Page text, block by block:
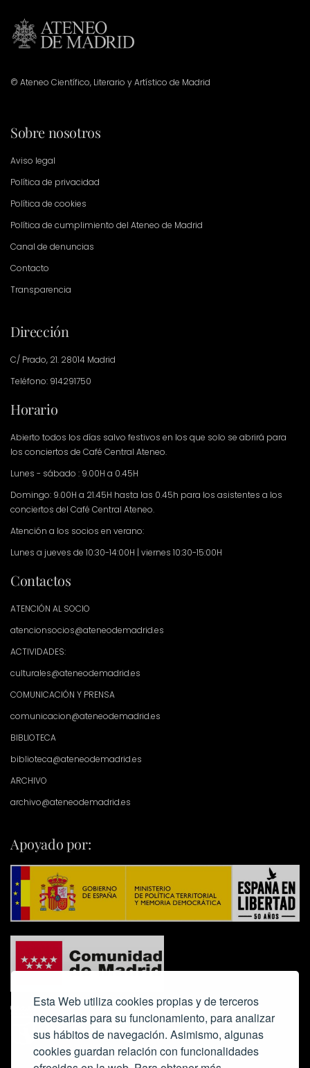
Esta Web utiliza cookies propias y de terceros
necesarias para su funcionamiento, para analizar
sus hábitos de navegación. Asimismo, algunas
cookies guardan relación con funcionalidades
© Ateneo Científico, Literario y Artístico de Madrid
Sobre nosotros
Aviso legal
Política de privacidad
Política de cookies
Política de cumplimiento del Ateneo de Madrid
Canal de denuncias
Contacto
Transparencia
Dirección
C/ Prado, 21. 28014 Madrid
Teléfono: 914291750
Horario
Abierto todos los días salvo festivos en los que solo se abrirá para
los conciertos de Café Central Ateneo.
Lunes - sábado : 9.00H a 0.45H
Domingo: 9.00H a 21.45H hasta las 0.45h para los asistentes a los
conciertos del Café Central Ateneo.
Atención a los socios en verano:
Lunes a jueves de 10:30-14:00H | viernes 10:30-15:00H
Contactos
ATENCIÓN AL SOCIO
atencionsocios@ateneodemadrid.es
ACTIVIDADES:
culturales@ateneodemadrid.es
COMUNICACIÓN Y PRENSA
comunicacion@ateneodemadrid.es
BIBLIOTECA
biblioteca@ateneodemadrid.es
ARCHIVO
archivo@ateneodemadrid.es
Apoyado por: